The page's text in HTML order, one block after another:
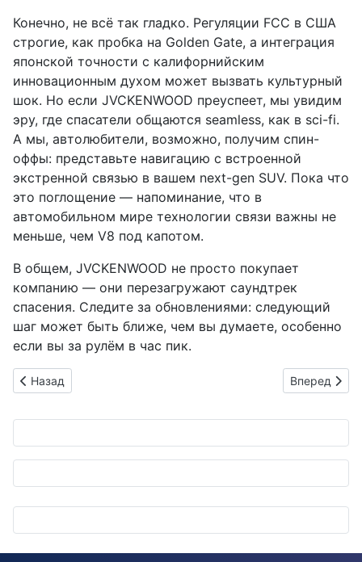
Конечно, не всё так гладко. Регуляции FCC в США
строгие, как пробка на Golden Gate, а интеграция
японской точности с калифорнийским
инновационным духом может вызвать культурный
шок. Но если JVCKENWOOD преуспеет, мы увидим
эру, где спасатели общаются seamless, как в sci-fi.
А мы, автолюбители, возможно, получим спин-
оффы: представьте навигацию с встроенной
экстренной связью в вашем next-gen SUV. Пока что
это поглощение — напоминание, что в
автомобильном мире технологии связи важны не
меньше, чем V8 под капотом.
В общем, JVCKENWOOD не просто покупает
компанию — они перезагружают саундтрек
спасения. Следите за обновлениями: следующий
шаг может быть ближе, чем вы думаете, особенно
если вы за рулём в час пик.
Предыдущий: Toyo Tires: от ледяных испытаний к
Назад Следующий:
Вперед